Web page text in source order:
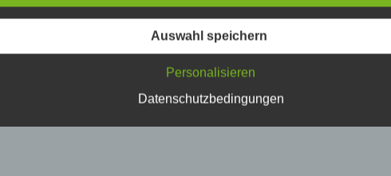
Wir verwenden in dieser Datenschutzerklärung unter anderem die
a) personenbezogene Daten
Personenbezogene Daten sind alle Informationen, die sich auf
identifizierte oder identifizierbare natürliche Person (im
Auswahl speichern
Personalisieren
Datenschutzbedingungen